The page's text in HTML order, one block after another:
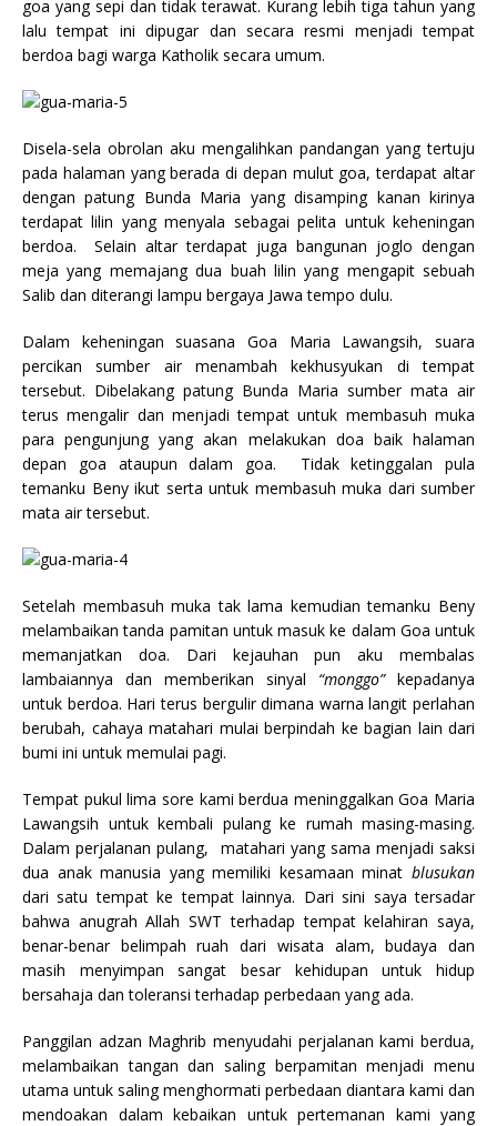
goa yang sepi dan tidak terawat. Kurang lebih tiga tahun yang
lalu tempat ini dipugar dan secara resmi menjadi tempat
berdoa bagi warga Katholik secara umum.
Disela-sela obrolan aku mengalihkan pandangan yang tertuju
pada halaman yang berada di depan mulut goa, terdapat altar
dengan patung Bunda Maria yang disamping kanan kirinya
terdapat lilin yang menyala sebagai pelita untuk keheningan
berdoa. Selain altar terdapat juga bangunan joglo dengan
meja yang memajang dua buah lilin yang mengapit sebuah
Salib dan diterangi lampu bergaya Jawa tempo dulu.
Dalam keheningan suasana Goa Maria Lawangsih, suara
percikan sumber air menambah kekhusyukan di tempat
tersebut. Dibelakang patung Bunda Maria sumber mata air
terus mengalir dan menjadi tempat untuk membasuh muka
para pengunjung yang akan melakukan doa baik halaman
depan goa ataupun dalam goa. Tidak ketinggalan pula
temanku Beny ikut serta untuk membasuh muka dari sumber
mata air tersebut.
Setelah membasuh muka tak lama kemudian temanku Beny
melambaikan tanda pamitan untuk masuk ke dalam Goa untuk
memanjatkan doa. Dari kejauhan pun aku membalas
lambaiannya dan memberikan sinyal “monggo”kepadanya
untuk berdoa. Hari terus bergulir dimana warna langit perlahan
berubah, cahaya matahari mulai berpindah ke bagian lain dari
bumi ini untuk memulai pagi.
Tempat pukul lima sore kami berdua meninggalkan Goa Maria
Lawangsih untuk kembali pulang ke rumah masing-masing.
Dalam perjalanan pulang, matahari yang sama menjadi saksi
dua anak manusia yang memiliki kesamaan minat blusukan
dari satu tempat ke tempat lainnya. Dari sini saya tersadar
bahwa anugrah Allah SWT terhadap tempat kelahiran saya,
benar-benar belimpah ruah dari wisata alam, budaya dan
masih menyimpan sangat besar kehidupan untuk hidup
bersahaja dan toleransi terhadap perbedaan yang ada.
Panggilan adzan Maghrib menyudahi perjalanan kami berdua,
melambaikan tangan dan saling berpamitan menjadi menu
utama untuk saling menghormati perbedaan diantara kami dan
mendoakan dalam kebaikan untuk pertemanan kami yang